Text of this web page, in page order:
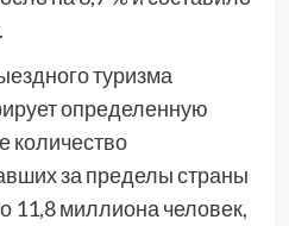
туризма
определенную
количество
за пределы страны
11,8 миллиона человек,